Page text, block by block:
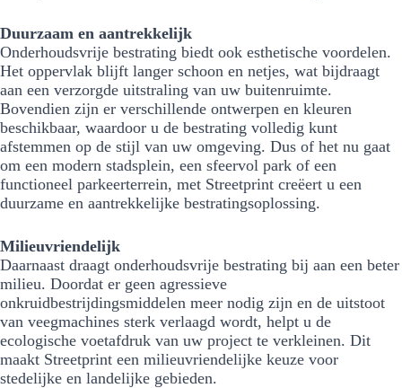
Duurzaam en aantrekkelijk
Onderhoudsvrije bestrating biedt ook esthetische voordelen.
Het oppervlak blijft langer schoon en netjes, wat bijdraagt
aan een verzorgde uitstraling van uw buitenruimte.
Bovendien zijn er verschillende ontwerpen en kleuren
beschikbaar, waardoor u de bestrating volledig kunt
afstemmen op de stijl van uw omgeving. Dus of het nu gaat
om een modern stadsplein, een sfeervol park of een
functioneel parkeerterrein, met Streetprint creëert u een
duurzame en aantrekkelijke bestratingsoplossing.
Milieuvriendelijk
Daarnaast draagt onderhoudsvrije bestrating bij aan een beter
milieu. Doordat er geen agressieve
onkruidbestrijdingsmiddelen meer nodig zijn en de uitstoot
van veegmachines sterk verlaagd wordt, helpt u de
ecologische voetafdruk van uw project te verkleinen. Dit
maakt Streetprint een milieuvriendelijke keuze voor
stedelijke en landelijke gebieden.